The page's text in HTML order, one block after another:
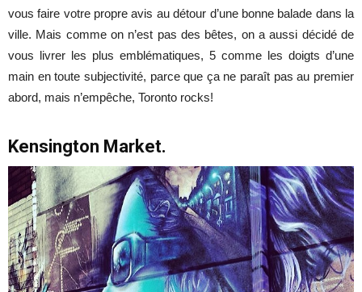
vous faire votre propre avis au détour d’une bonne balade dans la
ville. Mais comme on n’est pas des bêtes, on a aussi décidé de
vous livrer les plus emblématiques, 5 comme les doigts d’une
main en toute subjectivité, parce que ça ne paraît pas au premier
abord, mais n’empêche, Toronto rocks!
Kensington Market.